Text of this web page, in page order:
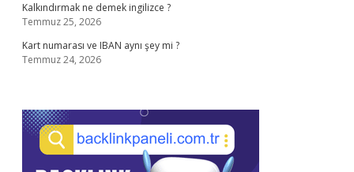
Kalkındırmak ne demek ingilizce ?
Temmuz 25, 2026
Kart numarası ve IBAN aynı şey mi ?
Temmuz 24, 2026